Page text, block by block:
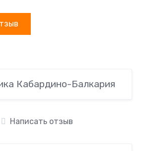
Кабардино-Балкария
Написать отзыв